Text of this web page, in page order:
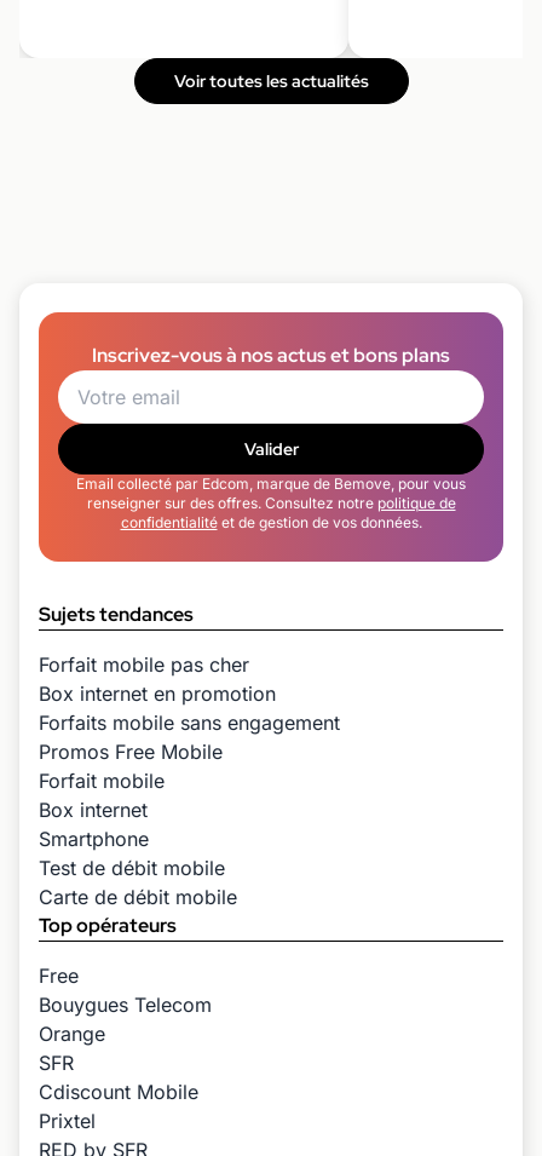
Voir toutes les actualités
Inscrivez-vous à nos actus et bons plans
Valider
Email collecté par Edcom, marque de Bemove, pour vous
renseigner sur des offres. Consultez notre politique de
confidentialitéet de gestion de vos données.
Sujets tendances
Forfait mobile pas cher
Box internet en promotion
Forfaits mobile sans engagement
Promos Free Mobile
Forfait mobile
Box internet
Smartphone
Test de débit mobile
Carte de débit mobile
Top opérateurs
Free
Bouygues Telecom
Orange
SFR
Cdiscount Mobile
Prixtel
RED by SFR